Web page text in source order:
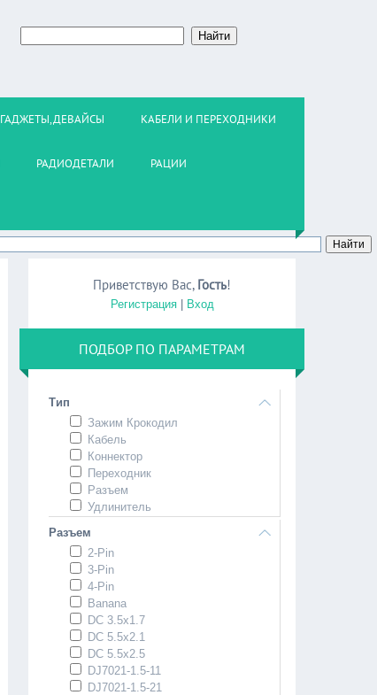
ГАДЖЕТЫ,ДЕВАЙСЫ КАБЕЛИ И ПЕРЕХОДНИКИ
РАДИОДЕТАЛИ РАЦИИ
Приветствую Вас, Гость!
Регистрация| Вход
ПОДБОР ПО ПАРАМЕТРАМ
Тип
Зажим Крокодил
Кабель
Коннектор
Переходник
Разъем
Удлинитель
Разъем
2-Pin
3-Pin
4-Pin
Banana
DC 3.5x1.7
DC 5.5x2.1
DC 5.5x2.5
DJ7021-1.5-11
DJ7021-1.5-21